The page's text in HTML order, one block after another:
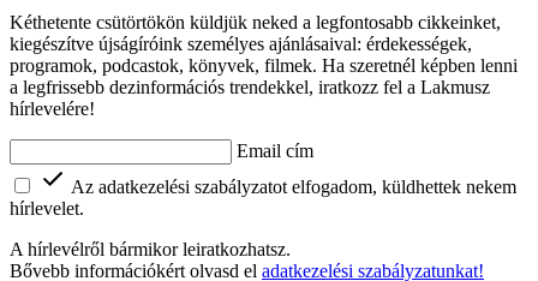
Kéthetente csütörtökön küldjük neked a legfontosabb cikkeinket,
kiegészítve újságíróink személyes ajánlásaival: érdekességek,
programok, podcastok, könyvek, filmek. Ha szeretnél képben lenni
a legfrissebb dezinformációs trendekkel, iratkozz fel a Lakmusz
hírlevelére!
Email cím
Az adatkezelési szabályzatot elfogadom, küldhettek nekem
hírlevelet.
A hírlevélről bármikor leiratkozhatsz.
Bővebb információkért olvasd el adatkezelési szabályzatunkat!